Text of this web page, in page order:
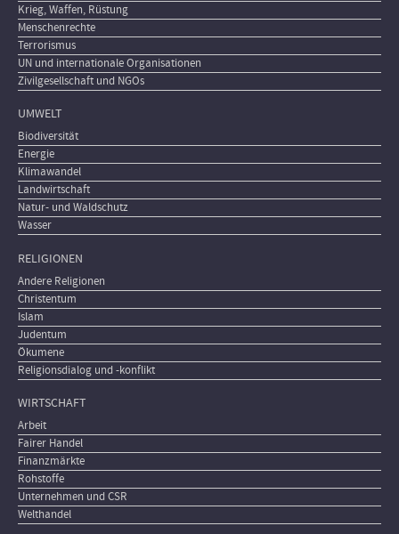
Krieg, Waffen, Rüstung
Menschenrechte
Terrorismus
UN und internationale Organisationen
Zivilgesellschaft und NGOs
UMWELT
Biodiversität
Energie
Klimawandel
Landwirtschaft
Natur- und Waldschutz
Wasser
RELIGIONEN
Andere Religionen
Christentum
Islam
Judentum
Ökumene
Religionsdialog und -konflikt
WIRTSCHAFT
Arbeit
Fairer Handel
Finanzmärkte
Rohstoffe
Unternehmen und CSR
Welthandel